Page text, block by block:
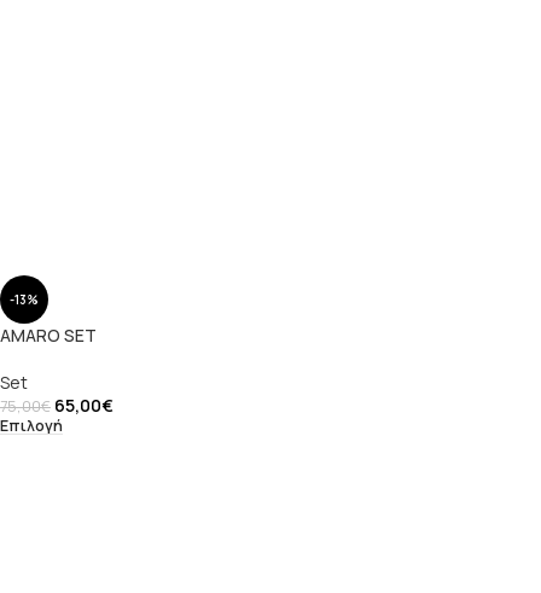
-13%
AMARO SET
Set
75,00€ 65,00€
Επιλογή